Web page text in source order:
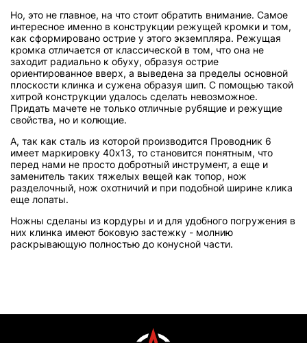
Но, это не главное, на что стоит обратить внимание. Самое
интересное именно в конструкции режущей кромки и том,
как сформировано острие у этого экземпляра. Режущая
кромка отличается от классической в том, что она не
заходит радиально к обуху, образуя острие
ориентированное вверх, а выведена за пределы основной
плоскости клинка и сужена образуя шип. С помощью такой
хитрой конструкции удалось сделать невозможное.
Придать мачете не только отличные рубящие и режущие
свойства, но и колющие.
А, так как сталь из которой производится Проводник 6
имеет маркировку 40х13, то становится понятным, что
перед нами не просто добротный инструмент, а еще и
заменитель таких тяжелых вещей как топор, нож
разделочный, нож охотничий и при подобной ширине клика
еще лопаты.
Ножны сделаны из кордуры и и для удобного погружения в
них клинка имеют боковую застежку - молнию
раскрывающую полностью до конусной части.